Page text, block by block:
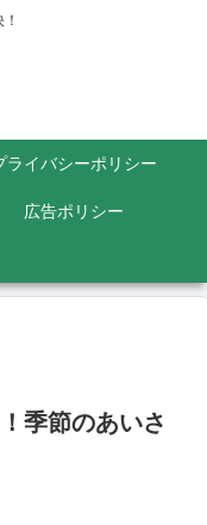
ライバシーポリシー
広告ポリシー
季節のあいさ